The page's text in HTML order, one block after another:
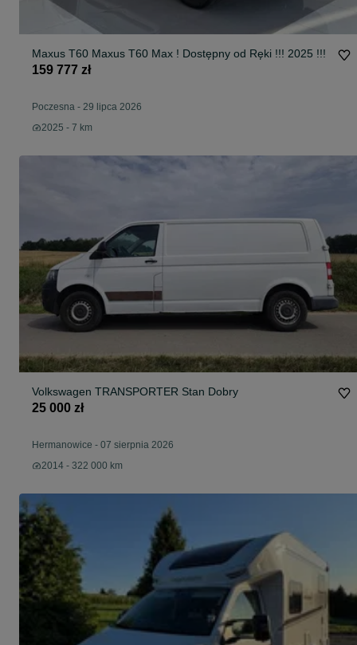
Maxus T60 Maxus T60 Max ! Dostępny od Ręki !!! 2025 !!!
159 777 zł
Poczesna - 29 lipca 2026
2025 - 7 km
Volkswagen TRANSPORTER Stan Dobry
25 000 zł
Hermanowice - 07 sierpnia 2026
2014 - 322 000 km